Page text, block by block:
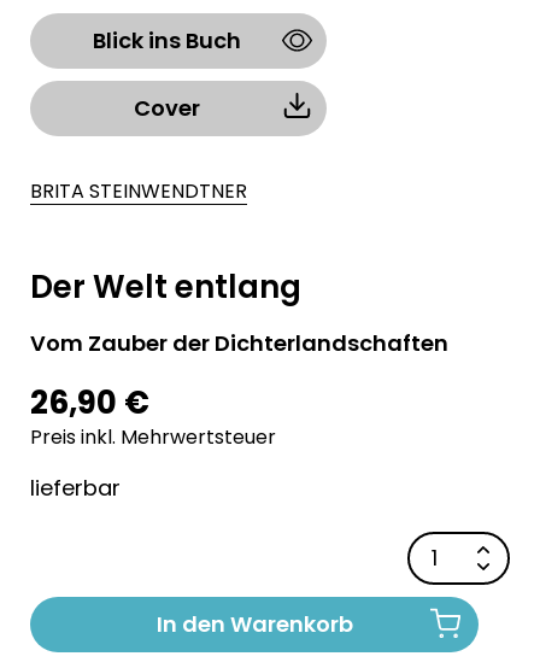
Blick ins Buch
Cover
BRITA STEINWENDTNER
Der Welt entlang
Vom Zauber der Dichterlandschaften
26,90 €
Preis inkl. Mehrwertsteuer
lieferbar
In den Warenkorb